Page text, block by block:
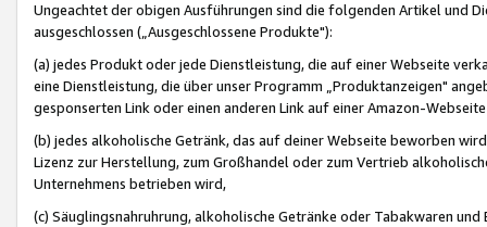
Ungeachtet der obigen Ausführungen sind die folgenden Artikel und
ausgeschlossen („Ausgeschlossene Produkte"):
(a) jedes Produkt oder jede Dienstleistung, die auf einer Webseite
eine Dienstleistung, die über unser Programm „Produktanzeigen"
gesponserten Link oder einen anderen Link auf einer Amazon-
(b) jedes alkoholische Getränk, das auf deiner Webseite beworben
Lizenz zur Herstellung, zum Großhandel oder zum Vertrieb
Unternehmens betrieben wird,
(c) Säuglingsnahruhrung, alkoholische Getränke oder Tabakwaren